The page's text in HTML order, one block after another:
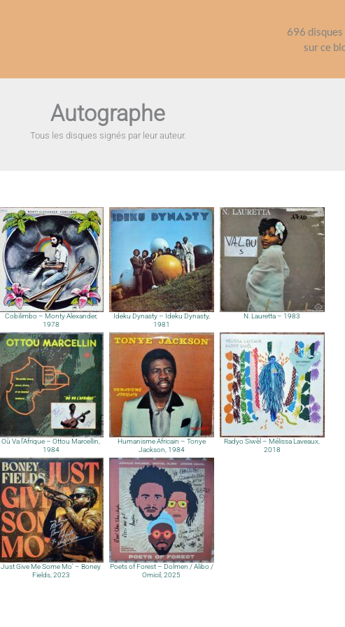
696
sur ce
Autographe
Tous les disques signés par leur auteur.
Cobilimbo – Monty Alexander,
1978
Ideku Dynasty – Ideku Dynasty,
1981
N. Lauretta – 1983
Où Va l’Afrique – Ottou Marcellin,
1984
Humanisme Africain – Tonye
Jackson, 1984
Radyo Siwèl – Mélissa Laveaux,
2018
Just Give Me Some Mo’ – Boney
Fields, 2023
Poets of Forest – Dolmen / Alibo /
Omicil, 2025